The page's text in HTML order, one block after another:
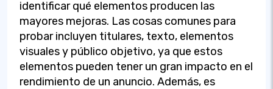
identificar qué elementos producen las
mayores mejoras. Las cosas comunes para
probar incluyen titulares, texto, elementos
visuales y público objetivo, ya que estos
elementos pueden tener un gran impacto en el
rendimiento de un anuncio. Además, es